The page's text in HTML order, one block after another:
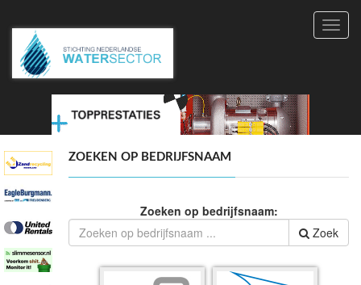
ZOEKEN OP BEDRIJFSNAAM
Zoeken op bedrijfsnaam:
Zoek